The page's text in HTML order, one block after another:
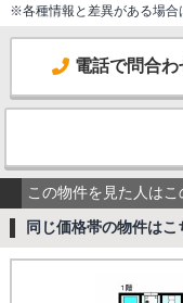
※各種情報と差異がある場合
電話で問合わ
この物件を見た人は
同じ価格帯の物件はこ